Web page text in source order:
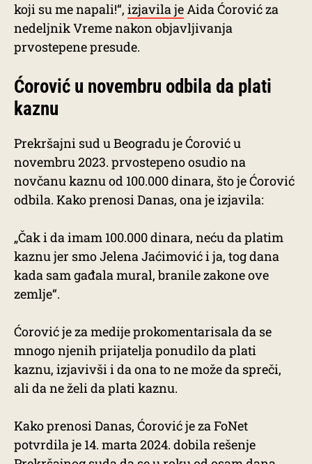
koji su me napali!“, izjavila jeAida Ćorović za
nedeljnik Vreme nakon objavljivanja
prvostepene presude.
Ćorović u novembru odbila da plati
kaznu
Prekršajni sud u Beogradu je Ćorović u
novembru 2023. prvostepeno osudio na
novčanu kaznu od 100.000 dinara, što je Ćorović
odbila. Kako prenosi Danas, ona je izjavila:
„Čak i da imam 100.000 dinara, neću da platim
kaznu jer smo Jelena Jaćimović i ja, tog dana
kada sam gađala mural, branile zakone ove
zemlje“.
Ćorović je za medije prokomentarisala da se
mnogo njenih prijatelja ponudilo da plati
kaznu, izjavivši i da ona to ne može da spreči,
ali da ne želi da plati kaznu.
Kako prenosi Danas, Ćorović je za FoNet
potvrdila je 14. marta 2024. dobila rešenje